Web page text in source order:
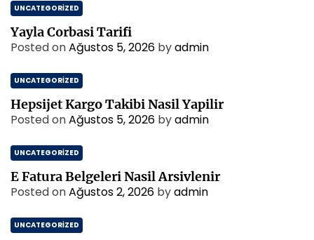
UNCATEGORIZED
Yayla Corbasi Tarifi
Posted onAğustos 5, 2026 byadmin
UNCATEGORIZED
Hepsijet Kargo Takibi Nasil Yapilir
Posted onAğustos 5, 2026 byadmin
UNCATEGORIZED
E Fatura Belgeleri Nasil Arsivlenir
Posted onAğustos 2, 2026 byadmin
UNCATEGORIZED